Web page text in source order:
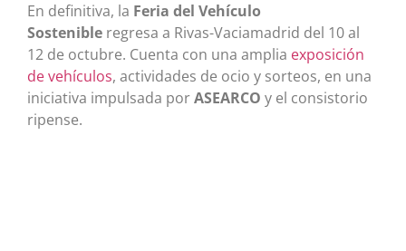
En definitiva, la Feria del Vehículo
Sostenible regresa a Rivas-Vaciamadrid del 10 al
12 de octubre. Cuenta con una amplia exposición
de vehículos, actividades de ocio y sorteos, en una
iniciativa impulsada porASEARCO y el consistorio
ripense.